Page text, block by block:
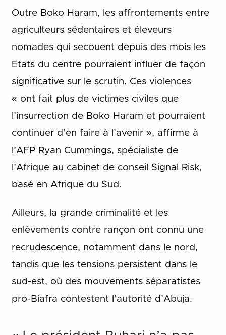
Outre Boko Haram, les affrontements entre
agriculteurs sédentaires et éleveurs
nomades qui secouent depuis des mois les
Etats du centre pourraient influer de façon
significative sur le scrutin. Ces violences
« ont fait plus de victimes civiles que
l’insurrection de Boko Haram et pourraient
continuer d’en faire à l’avenir », affirme à
l’AFP Ryan Cummings, spécialiste de
l’Afrique au cabinet de conseil Signal Risk,
basé en Afrique du Sud.
Ailleurs, la grande criminalité et les
enlèvements contre rançon ont connu une
recrudescence, notamment dans le nord,
tandis que les tensions persistent dans le
sud-est, où des mouvements séparatistes
pro-Biafra contestent l’autorité d’Abuja.